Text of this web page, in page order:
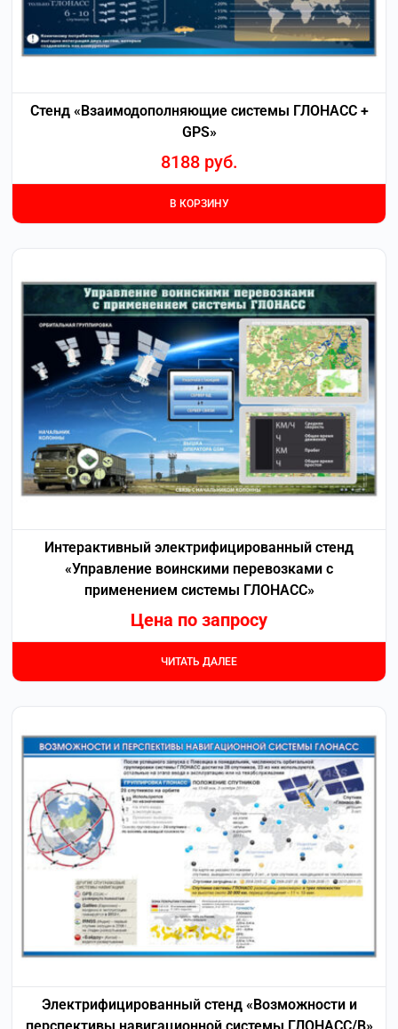
Стенд «Взаимодополняющие системы ГЛОНАСС +
GPS»
8188 руб.
В КОРЗИНУ
Интерактивный электрифицированный стенд
«Управление воинскими перевозками с
применением системы ГЛОНАСС»
Цена по запросу
ЧИТАТЬ ДАЛЕЕ
Электрифицированный стенд «Возможности и